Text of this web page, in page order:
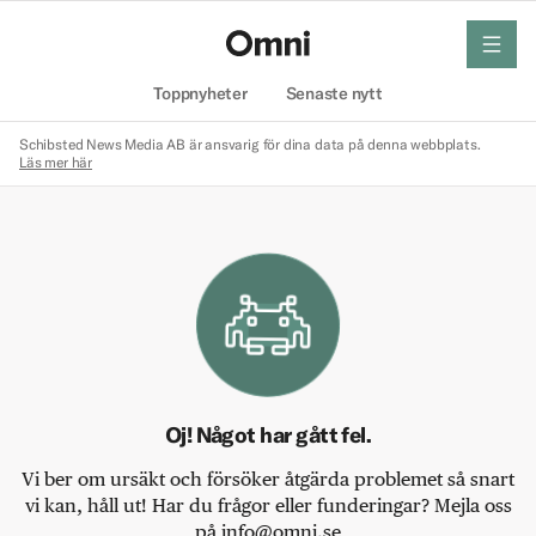
Toppnyheter Senaste nytt
meny
Schibsted News Media AB är ansvarig för dina data på denna webbplats.
Läs mer här
Oj! Något har gått fel.
Vi ber om ursäkt och försöker åtgärda problemet så snart
vi kan, håll ut! Har du frågor eller funderingar? Mejla oss